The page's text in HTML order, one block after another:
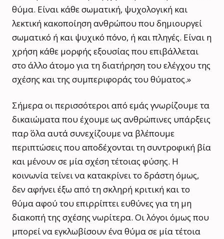
θύμα. Είναι κάθε σωματική, ψυχολογική και
λεκτική κακοποίηση ανθρώπου που δημιουργεί
σωματικό ή και ψυχικό πόνο, ή και πληγές. Είναι η
χρήση κάθε μορφής εξουσίας που επιβάλλεται
στο άλλο άτομο για τη διατήρηση του ελέγχου της
σχέσης και της συμπεριφοράς του θύματος.»
Σήμερα οι περισσότεροι από εμάς γνωρίζουμε τα
δικαιώματα που έχουμε ως ανθρώπινες υπάρξεις
παρ΄ όλα αυτά συνεχίζουμε να βλέπουμε
περιπτώσεις που αποδέχονται τη συντροφική βία
και μένουν σε μία σχέση τέτοιας φύσης. Η
κοινωνία τείνει να κατακρίνει το δράστη όμως,
δεν αφήνει έξω από τη σκληρή κριτική και το
θύμα αφού του επιρρίπτει ευθύνες για τη μη
διακοπή της σχέσης νωρίτερα. Οι λόγοι όμως που
μπορεί να εγκλωβίσουν ένα θύμα σε μία τέτοια